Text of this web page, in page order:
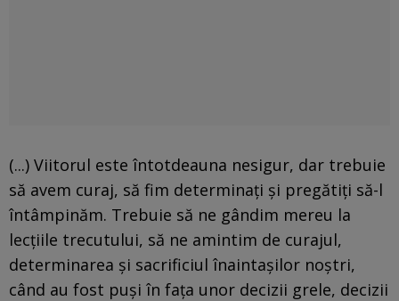
(...) Viitorul este întotdeauna nesigur, dar trebuie
să avem curaj, să fim determinaţi şi pregătiţi să-l
întâmpinăm. Trebuie să ne gândim mereu la
lecţiile trecutului, să ne amintim de curajul,
determinarea şi sacrificiul înaintaşilor noştri,
când au fost puşi în faţa unor decizii grele, decizii